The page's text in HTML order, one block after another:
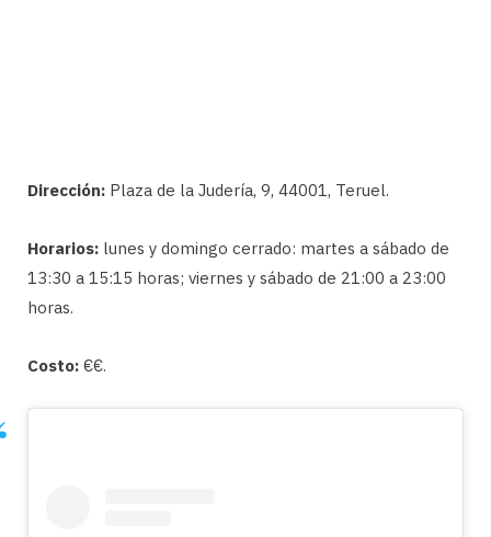
Dirección: Plaza de la Judería, 9, 44001, Teruel.
Horarios: lunes y domingo cerrado: martes a sábado de
13:30 a 15:15 horas; viernes y sábado de 21:00 a 23:00
horas.
Costo: €€.